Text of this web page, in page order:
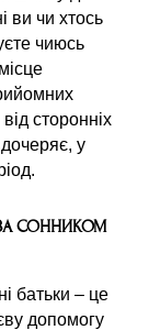
ви чи хтось
чиюсь
сторонніх
у
СОННИКОМ
батьки – це
допомогу